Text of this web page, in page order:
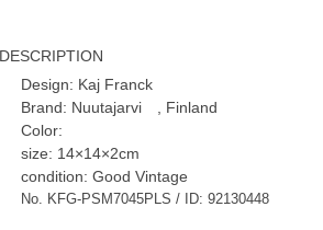
DESCRIPTION
Design: Kaj Franck
Brand: Nuutajarvi , Finland
Color:
size: 14×14×2cm
condition: Good Vintage
No. KFG-PSM7045PLS / ID: 92130448